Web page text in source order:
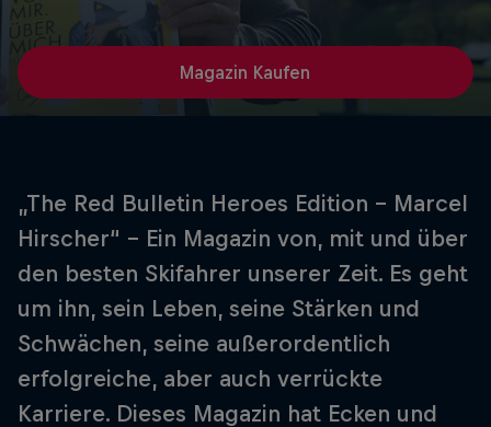
Magazin Kaufen
„The Red Bulletin Heroes Edition – Marcel
Hirscher“ – Ein Magazin von, mit und über
den besten Skifahrer unserer Zeit. Es geht
um ihn, sein Leben, seine Stärken und
Schwächen, seine außerordentlich
erfolgreiche, aber auch verrückte
Karriere. Dieses Magazin hat Ecken und